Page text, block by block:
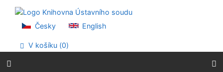
Přejít na menu
Prohlášení o webové přístupnosti
Česky English
V košíku (0)